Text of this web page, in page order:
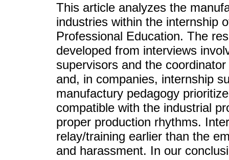
This article analyzes the
industries within the internship
Professional Education. The
developed from interviews
supervisors and the
and, in companies, internship
manufactury pedagogy
compatible with the industrial
proper production rhythms.
relay/training earlier than the
and harassment. In our